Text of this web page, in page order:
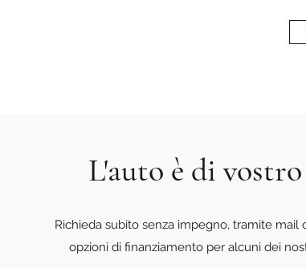
L'auto è di
Richieda subito senza impegno, tramite
opzioni di finanziamento per alcuni dei